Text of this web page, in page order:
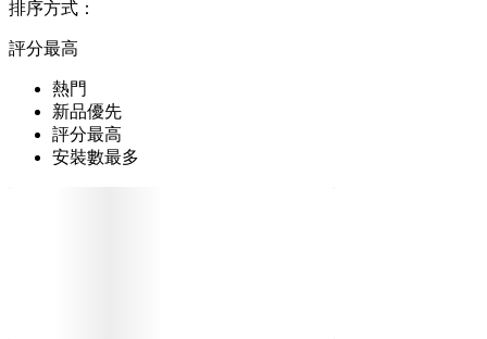
排序方式：
評分最高
熱門
新品優先
評分最高
安裝數最多